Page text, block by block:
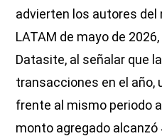
advierten los autores del
LATAM de mayo de
Datasite, al señalar que
transacciones en el año,
frente al mismo periodo
monto agregado alcanzó